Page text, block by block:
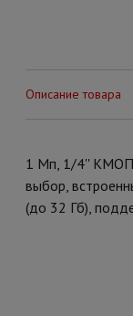
Описание товара
1 Мп, 1/4'' КМОП,
выбор,
(до 32 Гб),